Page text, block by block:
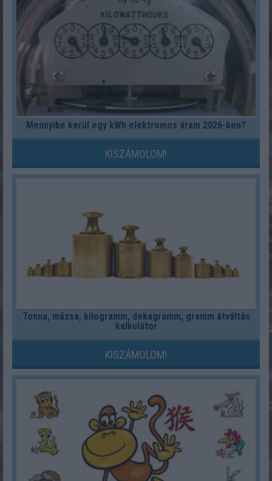
Mennyibe kerül egy kWh elektromos áram 2026-ben?
KISZÁMOLOM!
Tonna, mázsa, kilogramm, dekagramm, gramm átváltás
kalkulátor
KISZÁMOLOM!